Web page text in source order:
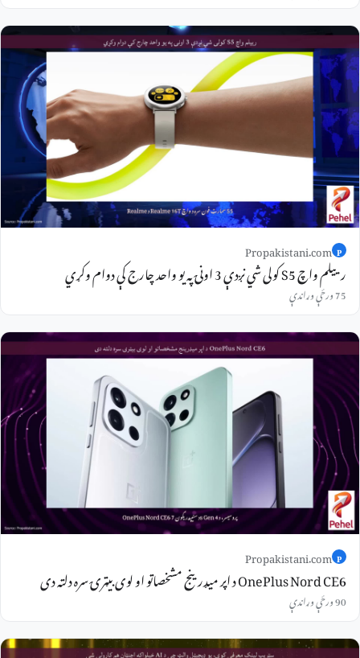
P
Propakistani.com
رییلم واچ S5 کولی شي نږدې 3 اونۍ په یو واحد چارج کې دوام وکړي
75 ورځې وړاندې
P
Propakistani.com
OnePlus Nord CE6 د اپر میډرینج مشخصاتو او لوی بیټرۍ سره دلته دی
90 ورځې وړاندې